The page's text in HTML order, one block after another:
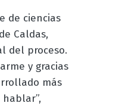
de ciencias
Caldas,
del proceso.
y gracias
más